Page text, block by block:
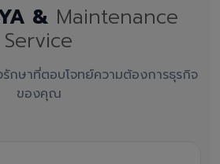
& Maintenance
Service
กษาที่ตอบโจทย์ความต้องการธุรกิจ
ของคุณ